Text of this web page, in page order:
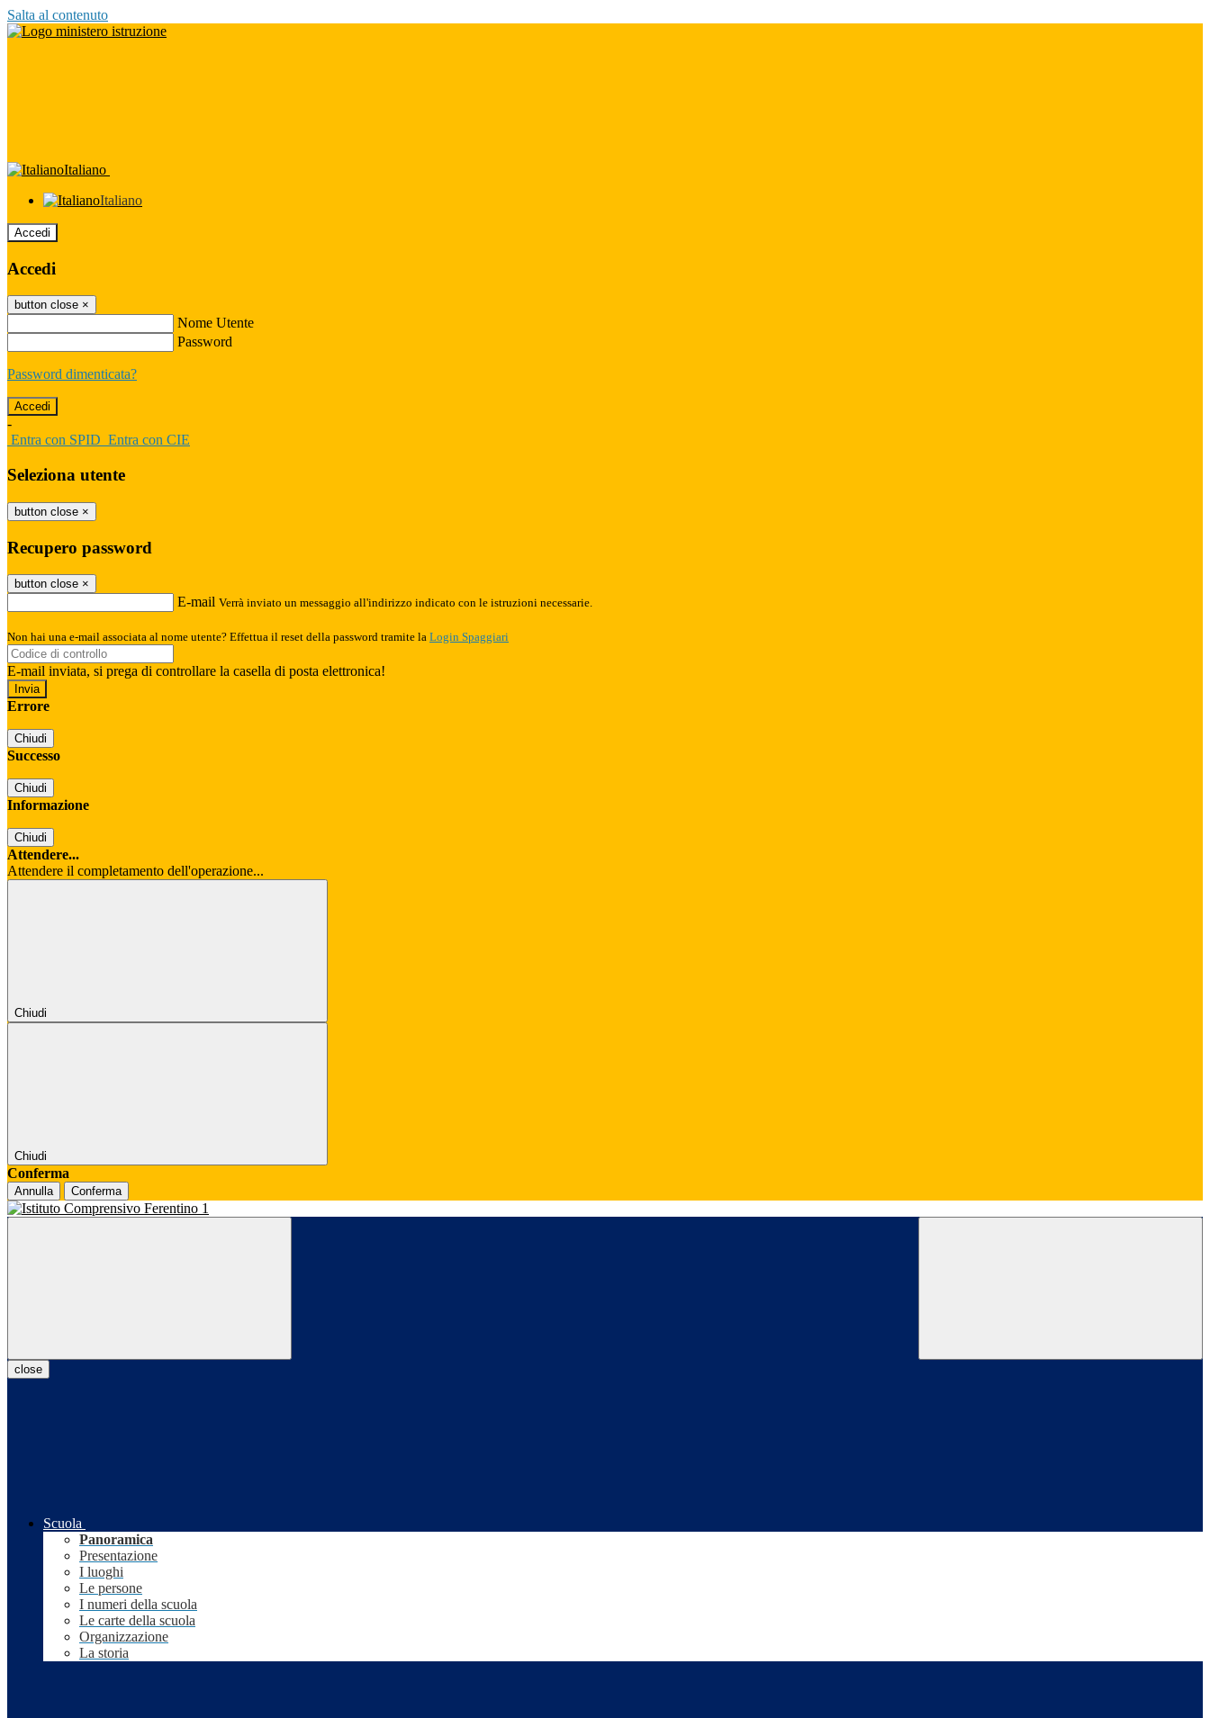
Salta al contenuto
Italiano
Italiano
Accedi
Accedi
button close ×
Nome Utente
Password
Password dimenticata?
-
Entra con SPID Entra con CIE
Seleziona utente
button close ×
Recupero password
button close ×
E-mail Verrà inviato un messaggio all'indirizzo indicato con le istruzioni necessarie.
Non hai una e-mail associata al nome utente? Effettua il reset della password tramite la Login Spaggiari
E-mail inviata, si prega di controllare la casella di posta elettronica!
Errore
Chiudi
Successo
Chiudi
Informazione
Chiudi
Attendere...
Attendere il completamento dell'operazione...
Chiudi
Chiudi
Conferma
Annulla Conferma
close
Scuola
Panoramica
Presentazione
I luoghi
Le persone
I numeri della scuola
Le carte della scuola
Organizzazione
La storia